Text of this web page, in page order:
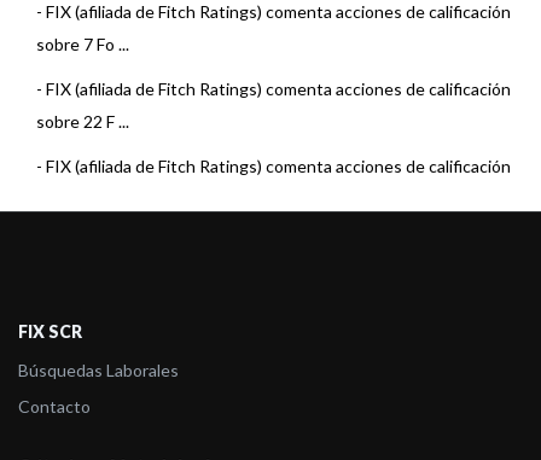
- FIX (afiliada de Fitch Ratings) comenta acciones de calificación
sobre 7 Fo ...
- FIX (afiliada de Fitch Ratings) comenta acciones de calificación
sobre 22 F ...
- FIX (afiliada de Fitch Ratings) comenta acciones de calificación
- FIX (afiliada de Fitch Ratings) comenta acciones de calificación
FIX (afiliada de Fitch Ratings) subió la calificación de MAF
FIX SCR
Búsquedas Laborales
Contacto